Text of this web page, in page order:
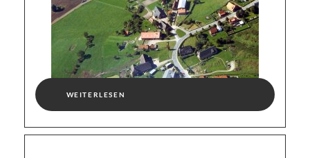
WEITERLESEN